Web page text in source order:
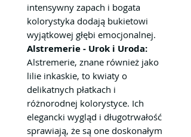
intensywny zapach i bogata
kolorystyka dodają bukietowi
wyjątkowej głębi emocjonalnej.
Alstremerie - Urok i Uroda:
Alstremerie, znane również jako
lilie inkaskie, to kwiaty o
delikatnych płatkach i
różnorodnej kolorystyce. Ich
elegancki wygląd i długotrwałość
sprawiają, że są one doskonałym